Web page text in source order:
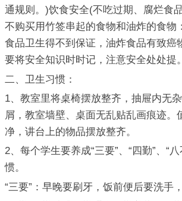
通规则。)饮食安全(不吃过期、腐烂食
不购买用竹签串起的食物和油炸的食物
食品卫生得不到保证，油炸食品有致癌
要将安全知识时时记，注意安全处处提。
二、卫生习惯：
1、教室里将桌椅摆放整齐，抽屉内无
屑，教室墙壁、桌面无乱贴乱画痕迹。
净，讲台上的物品摆放整齐。
2、每个学生要养成“三要”、“四勤”、“
惯。
“三要”：早晚要刷牙，饭前便后要洗手